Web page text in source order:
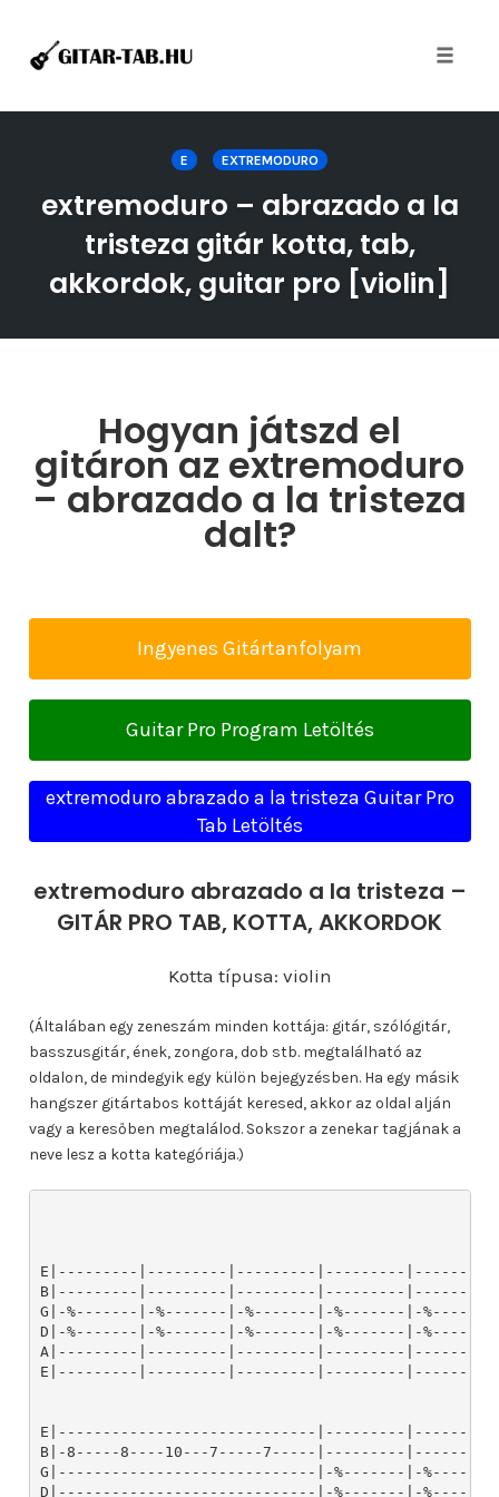
E EXTREMODURO
extremoduro – abrazado a la
tristeza gitár kotta, tab,
akkordok, guitar pro [violin]
Hogyan játszd el
gitáron az extremoduro
– abrazado a la tristeza
dalt?
Ingyenes Gitártanfolyam
Guitar Pro Program Letöltés
extremoduro abrazado a la tristeza Guitar Pro
Tab Letöltés
extremoduro abrazado a la tristeza –
GITÁR PRO TAB, KOTTA, AKKORDOK
Kotta típusa: violin
(Általában egy zeneszám minden kottája: gitár, szólógitár,
basszusgitár, ének, zongora, dob stb. megtalálható az
oldalon, de mindegyik egy külön bejegyzésben. Ha egy másik
hangszer gitártabos kottáját keresed, akkor az oldal alján
vagy a keresőben megtalálod. Sokszor a zenekar tagjának a
neve lesz a kotta kategóriája.)
E|---------|---------|---------|---------|---------
B|---------|---------|---------|---------|---------
G|-%-------|-%-------|-%-------|-%-------|-
D|-%-------|-%-------|-%-------|-%-------|-
A|---------|---------|---------|---------
E|---------|---------|---------|---------
E|-----------------------------|---------
B|-8-----8----10---7-----7-----|---------
G|-----------------------------|-%-------|-%-------
D|-----------------------------|-%-------|-%-------